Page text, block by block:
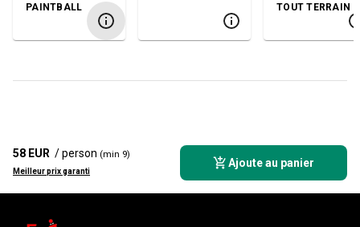
PAINTBALL
TOUT TERRAIN
58 EUR / person (min 9)
Meilleur prix garanti
Ajoute au panier